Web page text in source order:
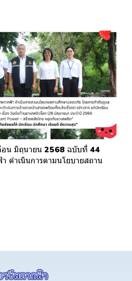
ดือน มิถุนายน 2568 ฉบับที่ 44
ดำเนินการตามนโยบายสถาน